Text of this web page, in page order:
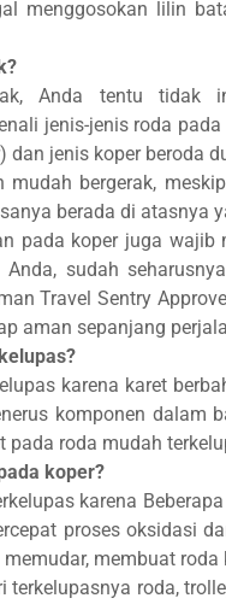
menggosokan lilin
Anda tentu tidak
jenis-jenis roda
dan jenis koper beroda
bergerak,
berada di atasnya
pada koper juga wajib
sudah
Travel Sentry
aman sepanjang
karena karet
komponen dalam
pada roda mudah
koper?
karena
proses oksidasi
membuat
roda,